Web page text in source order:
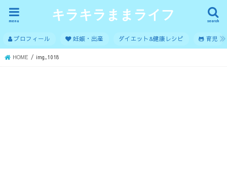
キラキラままライフ search
menu
プロフィール 妊娠・出産 ダイエット&健康レシピ 育児
HOME img_1018